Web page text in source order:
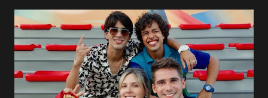
confessa a Gabriel que ele demonstrou ser o tipo de
pessoa que ela tanto desejou durante toda a vida. Camila
entra no quarto de Gabriel e imagina como seria o
encontro deles, quando conseguir seduzi-lo. Manuel avisa a
Paula sobre a suposta infidelidade de Gabriel com Joana.